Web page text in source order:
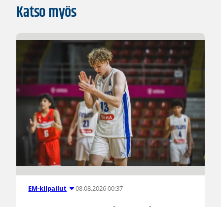
Katso myös
EM-kilpailut 08.08.2026 00:37